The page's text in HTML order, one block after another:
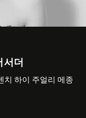
서더
치 하이 주얼리 메종